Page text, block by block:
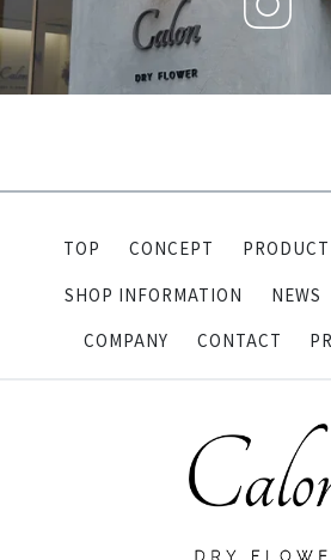
TOP CONCEPT PRODUCT
SHOP INFORMATION
NEWS
COMPANY
CONTACT